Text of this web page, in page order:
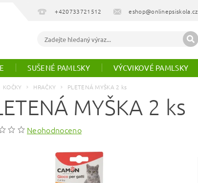
+420733721512 eshop@onlinepsiskola.cz
SUŠENÉ PAMLSKY VÝCVIKOVÉ PAMLSKY
KOČKY HRAČKY PLETENÁ MYŠKA 2 ks
MYŠKA 2 ks
Neohodnoceno